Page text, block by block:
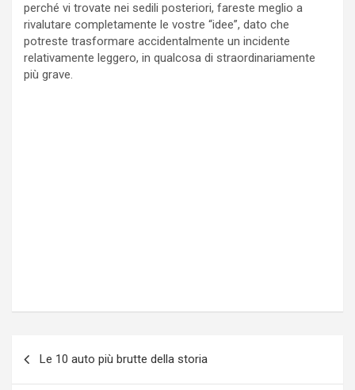
perché vi trovate nei sedili posteriori, fareste meglio a
rivalutare completamente le vostre “idee”, dato che
potreste trasformare accidentalmente un incidente
relativamente leggero, in qualcosa di straordinariamente
più grave.
Le 10 auto più brutte della storia